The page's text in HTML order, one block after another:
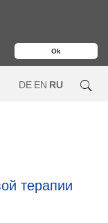
Ok
DE EN RU
терапии